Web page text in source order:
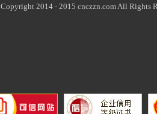
Copyright 2014 - 2015 cnczzn.com All Rights